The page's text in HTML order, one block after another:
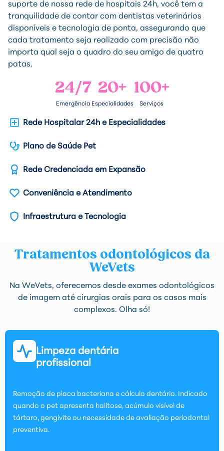
suporte de nossa rede de hospitais 24h, você tem a
tranquilidade de contar com dentistas veterinários
disponíveis e tecnologia de ponta, assegurando que
cada tratamento seja realizado com precisão não
importa qual seja o quadro do seu amigo de quatro
patas.
24/7
Emergência
20+
Especialidades
100+
Serviços
Rede Hospitalar 24h e Especialidades
Plano de Saúde Pet
Rede Credenciada em Expansão
Conveniência e Atendimento
Infraestrutura e Tecnologia
Tratamentos odontológicos da
WeVets
Na WeVets, oferecemos desde exames odontológicos
de imagem até cirurgias orais para os casos mais
complexos. Olha só!
Limpeza dentária
profissional
Remoção de placa bacteriana e cálculo dentário. Indicado
quando o pet apresenta halitose, acúmulo visível de
tártaro, gengivite ou necessidade de avaliação periodontal
preventiva.